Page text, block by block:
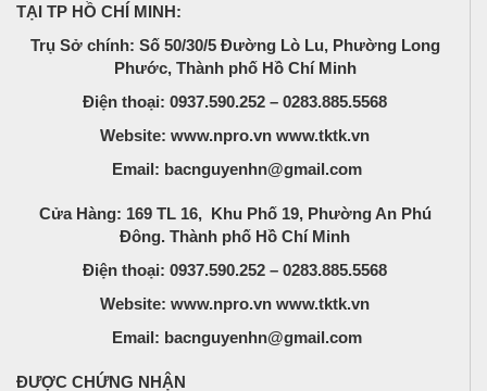
TẠI TP HỒ CHÍ MINH:
Trụ Sở chính: Số 50/30/5 Đường Lò Lu, Phường Long
Phước, Thành phố Hồ Chí Minh
Điện thoại: 0937.590.252 – 0283.885.5568
Website: www.npro.vn www.tktk.vn
Email: bacnguyenhn@gmail.com
Cửa Hàng: 169 TL 16, Khu Phố 19, Phường An Phú
Đông. Thành phố Hồ Chí Minh
Điện thoại: 0937.590.252 – 0283.885.5568
Website: www.npro.vn www.tktk.vn
Email: bacnguyenhn@gmail.com
ĐƯỢC CHỨNG NHẬN